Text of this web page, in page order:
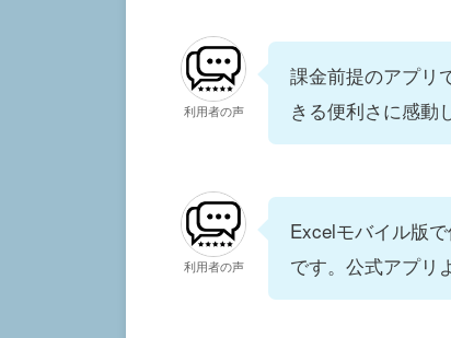
利用者の声
課金前提のアプリ
きる便利さに感動
利用者の声
Excelモバイル版
です。公式アプリ